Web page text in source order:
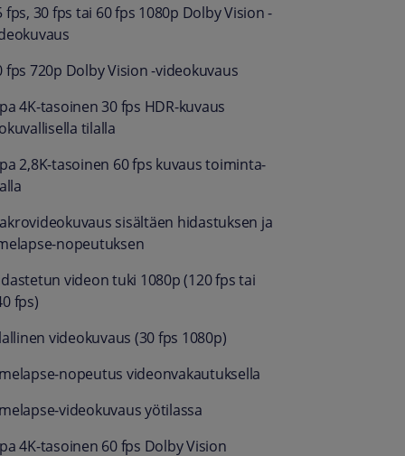
fps, 30 fps tai 60 fps 1080p Dolby Vision -
fps 720p Dolby Vision -video­kuvaus
4K-tasoinen 30 fps HDR-kuvaus
tilalla
2,8K-tasoinen 60 fps kuvaus toiminta­
sisältäen hidastuksen ja
nopeutuksen
videon tuki 1080p (120 fps tai
fps)
video­kuvaus (30 fps 1080p)
nopeutus videon­vakautuksella
video­kuvaus yötilassa
4K-tasoinen 60 fps Dolby Vision